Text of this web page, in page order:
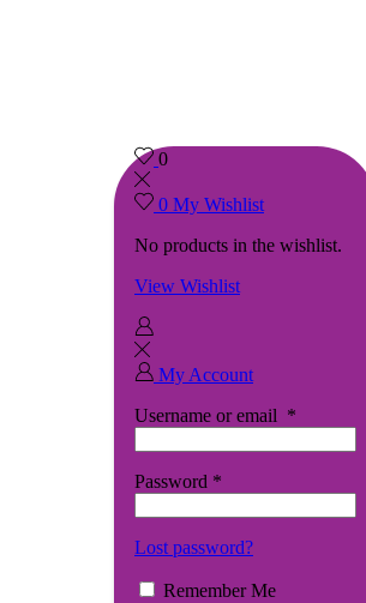
0
0 My Wishlist
No products in the wishlist.
View Wishlist
My Account
Username or email *
Password *
Lost password?
Remember Me